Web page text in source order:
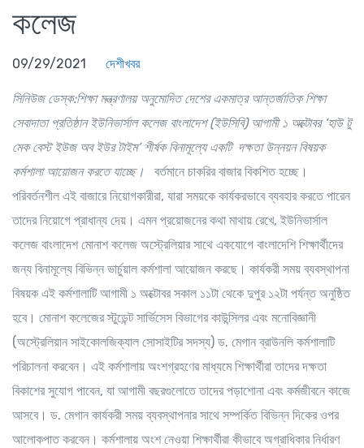
কলেজ
09/29/2021 দেশীখবর
সিনিউজ ডেস্ক:শিক্ষা মন্ত্রণালয় অনুমোদিত দেশের একমাত্র আন্তর্জাতিক শিক্ষা
সেবাদাতা প্রতিষ্ঠান ইউনিভার্সাল কলেজ বাংলাদেশ (ইউসিবি) আগামী ১ অক্টোবর ‘হাউ টু
মেক বেস্ট ইউজ অব ইউর টাইম’শীর্ষক বিনামূল্যে একটি দক্ষতা উন্নয়ন বিষয়ক
কর্মশালা আয়োজন করতে যাচ্ছে।
বর্তমানে চাকরির বাজার বিকশিত হচ্ছে।
পরিবর্তনশীল এই বাজারে নিয়োগকারীরা, যারা সময়কে কার্যকরভাবে ব্যবহার করতে পারেন
তাদের নিয়োগে প্রাধান্য দেয়। এমন প্রয়োজনের কথা মাথায় রেখে, ইউনিভার্সাল
কলেজ বাংলাদেশ মোনাশ কলেজ অস্ট্রেলিয়ার সাথে একযোগে বাংলাদেশি শিক্ষার্থীদের
জন্য বিনামূল্যে বিভিন্ন ভার্চুয়াল কর্মশালা আয়োজন করছে। কার্যকরী সময় ব্যবস্থাপনা
বিষয়ক এই কর্মশালাটি আগামী ১ অক্টোবর সকাল ১১টা থেকে দুপুর ১২টা পর্যন্ত অনুষ্ঠিত
হবে। মোনাশ কলেজের স্টুডেন্ট সার্ভিসেস বিভাগের কাউন্সিলর এবং মনোবিজ্ঞানী
(অস্ট্রেলিয়ান সাইকোলজিক্যাল সোসাইটির সদস্য) ড. মেগান ব্রাউনলি কর্মশালাটি
পরিচালনা করবেন। এই কর্মশালায় অংশগ্রহণের মাধ্যমে শিক্ষার্থীরা তাদের দক্ষতা
বিকাশের সুযোগ পাবেন, যা আগামী বছরগুলোতে তাদের পড়াশোনা এবং কর্মজীবনে কাজে
আসবে। ড. মেগান কার্যকরী সময় ব্যবস্থাপনার সাথে সম্পর্কিত বিভিন্ন দিকের ওপর
আলোকপাত করবেন। কর্মশালায় অংশ নেওয়া শিক্ষার্থীরা কীভাবে অগ্রাধিকার নির্ধারণ